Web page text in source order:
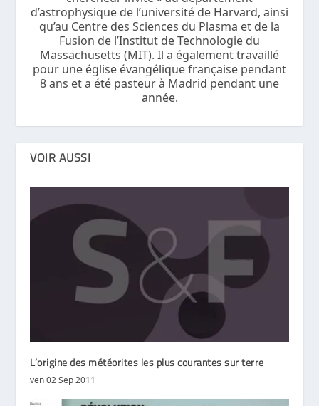
d’astrophysique de l’université de Harvard, ainsi
qu’au Centre des Sciences du Plasma et de la
Fusion de l’Institut de Technologie du
Massachusetts (MIT). Il a également travaillé
pour une église évangélique française pendant
8 ans et a été pasteur à Madrid pendant une
année.
VOIR AUSSI
L’origine des météorites les plus courantes sur terre
ven 02 Sep 2011